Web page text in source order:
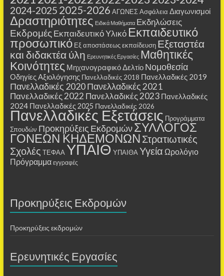
2024-2025 2025-2026 ΑΓΩΝΕΣ Ασφάλεια Διαγωνισμοί
Δραστηριότητες Ειδικά Μαθήματα Εκδηλώσεις
Εκδρομές Εκπαιδευτικό Υλικό Εκπαιδευτικό
προσωπικό Εξ αποστάσεως εκπαίδευση Εξεταστέα
και διδακτέα ύλη Ερευνητικές Εργασίες Μαθητικές
Κοινότητες Μηχανογραφικό Δελτίο Νομοθεσία
Οδηγίες Αξιολόγησης Πανελλαδικές 2018 Πανελλαδικές 2019
Πανελλαδικές 2020 Πανελλαδικές 2021
Πανελλαδικές 2022 Πανελλαδικές 2023 Πανελλαδικές
2024 Πανελλαδικές 2025 Πανελλαδικές 2026
Πανελλαδικές Εξετάσεις Προγράμματα
Σπουδών Προκηρύξεις ΕκδρομώνΣΥΛΛΟΓΟΣ
ΓΟΝΕΩΝ ΚΗΔΕΜΟΝΩΝ Στρατιωτικές
Σχολές ΤΕΦΑΑ ΥΠΑΙΘ ΥΠΑΙΘΑ Υγεία Ωρολόγιο
Πρόγραμμα εγγραφές
Προκηρύξεις Εκδρομών
Προκηρύξεις εκδρομών
Ερευνητικές Εργασίες